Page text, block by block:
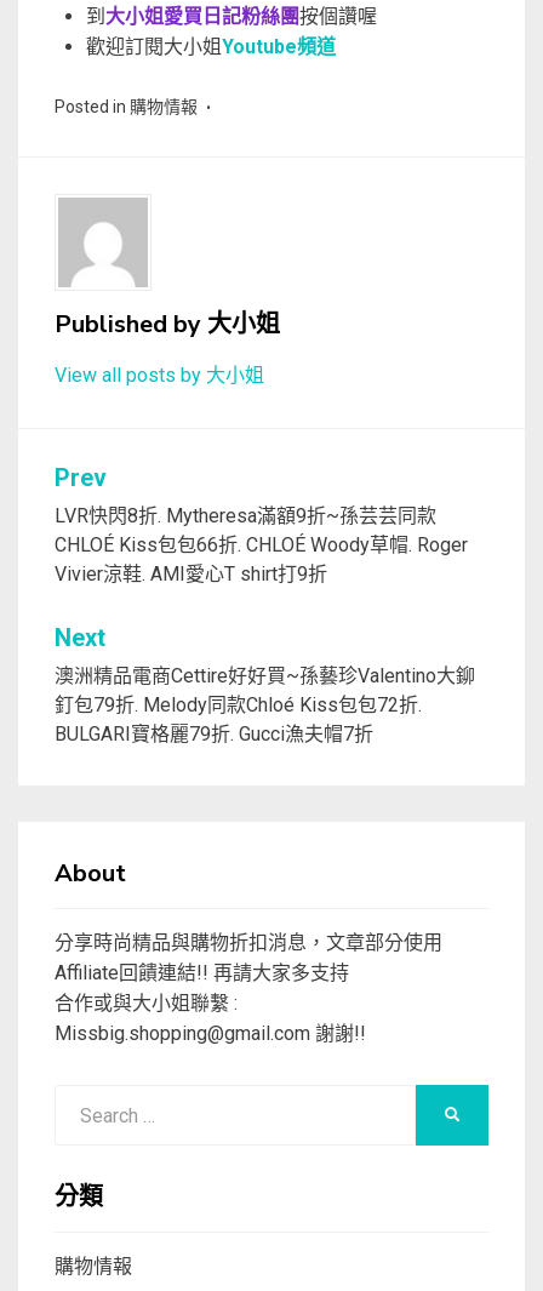
到 大小姐愛買日記粉絲團按個讚喔
歡迎訂閱大小姐Youtube頻道
Posted in 購物情報
Published by大小姐
View all posts by 大小姐
文
章
導
Prev
LVR快閃8折. Mytheresa滿額9折~孫芸芸同款
CHLOÉ Kiss包包66折. CHLOÉ Woody草帽. Roger
Vivier涼鞋. AMI愛心T shirt打9折
Next
澳洲精品電商Cettire好好買~孫藝珍Valentino大鉚
釘包79折. Melody同款Chloé Kiss包包72折.
BULGARI寶格麗79折. Gucci漁夫帽7折
About
分享時尚精品與購物折扣消息，文章部分使用
Affiliate回饋連結!! 再請大家多支持
合作或與大小姐聯繫 :
Missbig.shopping@gmail.com 謝謝!!
分類
購物情報